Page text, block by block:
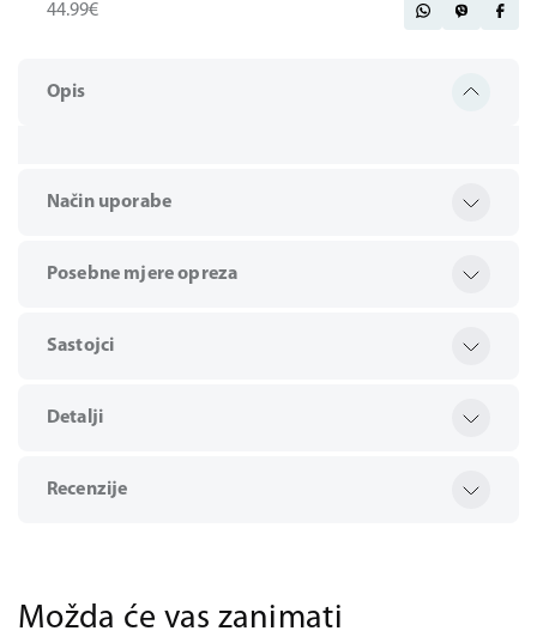
Opis
Način uporabe
Posebne mjere opreza
Sastojci
Detalji
Recenzije
44.99€
Možda će vas zanimati